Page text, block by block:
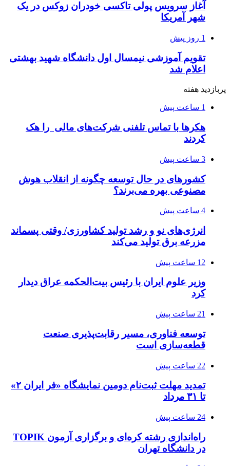
آغاز سرویس پولی تاکسی خودران زوکس در یک
شهر آمریکا
1 روز پیش
تقویم آموزشی نیمسال اول دانشگاه شهید بهشتی
اعلام شد
پربازدید هفته
1 ساعت پیش
هکرها با تماس تلفنی شرکت‌های مالی را هک
کردند
3 ساعت پیش
کشورهای در حال توسعه چگونه از انقلاب هوش
مصنوعی بهره می‌برند؟
4 ساعت پیش
انرژی‌های نو و رشد تولید کشاورزی/ وقتی پسماند
مزرعه‌ برق تولید می‌کند
12 ساعت پیش
وزیر علوم ایران با رئیس بیت‌الحکمه عراق دیدار
کرد
21 ساعت پیش
توسعه فناوری، مسیر رقابت‌پذیری صنعت
قطعه‌سازی است
22 ساعت پیش
تمدید مهلت ثبت‌نام دومین نمایشگاه «فر ایران ۲»
تا ۳۱ مرداد
24 ساعت پیش
راه‌اندازی رشته کره‌ای و برگزاری آزمون TOPIK
در دانشگاه تهران